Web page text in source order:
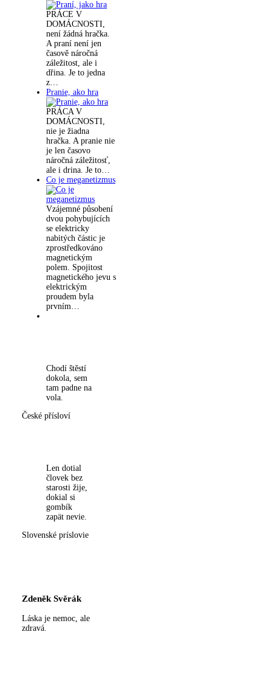
PRÁCE V
DOMÁCNOSTI,
není žádná hračka.
A praní není jen
časově náročná
záležitost, ale i
dřina. Je to jedna
z…
Pranie, ako hra
PRÁCA V
DOMÁCNOSTI,
nie je žiadna
hračka. A pranie nie
je len časovo
náročná záležitosť,
ale i drina. Je to…
Co je meganetizmus
Vzájemné působení
dvou pohybujících
se elektricky
nabitých částic je
zprostředkováno
magnetickým
polem. Spojitost
magnetického jevu s
elektrickým
proudem byla
prvním…
Chodí štěstí
dokola, sem
tam padne na
vola.
České přísloví
Len dotial
človek bez
starosti žije,
dokial si
gombík
zapät nevie.
Slovenské príslovie
Zdeněk Svěrák
Láska je nemoc, ale
zdravá.